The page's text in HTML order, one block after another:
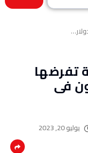
تفرضها
فى
يوليو 20, 2023